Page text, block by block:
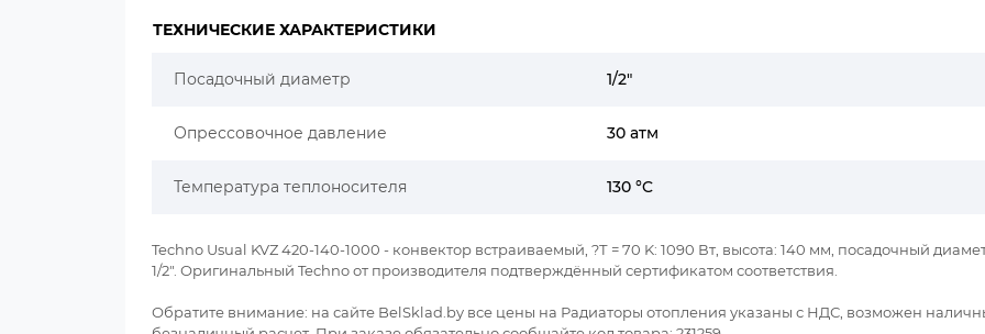
ТЕХНИЧЕСКИЕ ХАРАКТЕРИСТИКИ
Посадочный диаметр 1/2"
Опрессовочное давление 30 атм
Температура теплоносителя 130 °C
Techno Usual KVZ 420-140-1000 - конвектор встраиваемый, ?Т = 70 K: 1090 Вт, высота: 140 мм, посадочный
1/2". Оригинальный Techno от производителя подтверждённый сертификатом соответствия.
Обратите внимание: на сайте BelSklad.by все цены на Радиаторы отопления указаны с НДС, возможен